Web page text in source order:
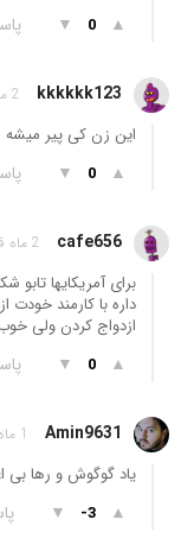
▲
0
▼
kkkkkk123 2 ماه قبل
این زن کی پیر میشه
▲
0
▼
cafe656 2 ماه قبل
برای آمریکایها تابو
داره با کارمند خودت
ازدواج کردن ولی خوب
▲
0
▼
Amin9631 1 ماه قبل
یاد گوگوش و رها بی
▲
-3
▼